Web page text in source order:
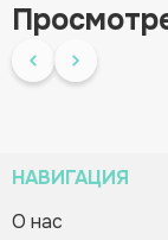
НАВИГАЦИЯ
О нас